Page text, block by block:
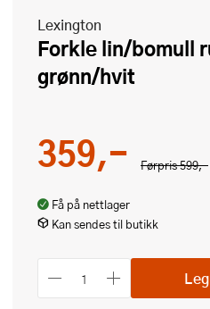
Lexington
Forkle lin/bomull rutete
grønn/hvit
Førpris599,-
359,-
Få på nettlager
Kan sendes til butikk